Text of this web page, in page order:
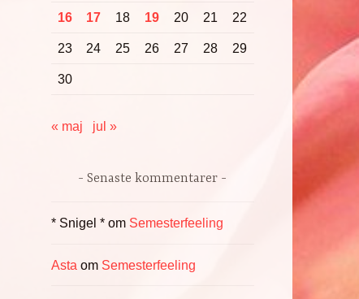
16 17 18 19 20 21 22
23 24 25 26 27 28 29
30
« maj jul »
Senaste kommentarer
* Snigel *om Semesterfeeling
Asta om Semesterfeeling